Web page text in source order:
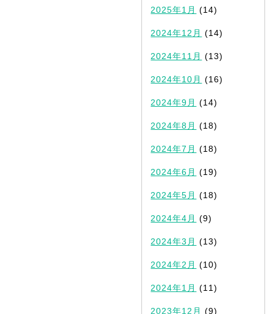
2025年1月 (14)
2024年12月 (14)
2024年11月 (13)
2024年10月 (16)
2024年9月 (14)
2024年8月 (18)
2024年7月 (18)
2024年6月 (19)
2024年5月 (18)
2024年4月 (9)
2024年3月 (13)
2024年2月 (10)
2024年1月 (11)
2023年12月 (9)